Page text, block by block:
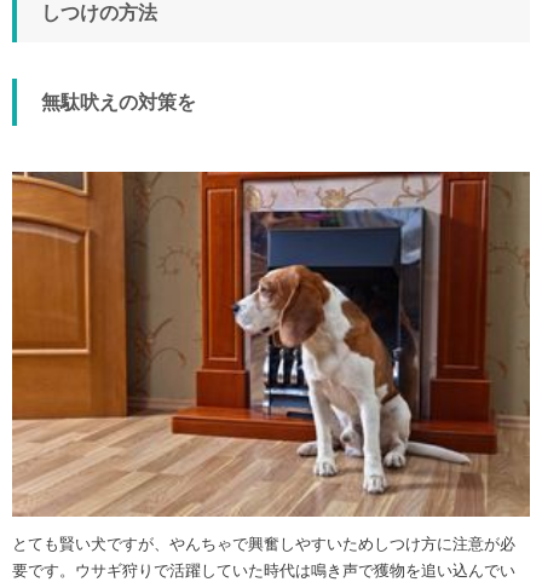
しつけの方法
無駄吠えの対策を
とても賢い犬ですが、やんちゃで興奮しやすいためしつけ方に注意が必
要です。ウサギ狩りで活躍していた時代は鳴き声で獲物を追い込んでい